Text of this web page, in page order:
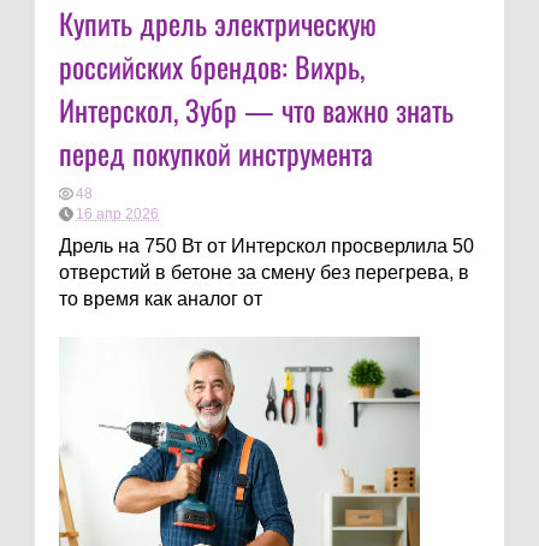
Купить дрель электрическую
российских брендов: Вихрь,
Интерскол, Зубр — что важно знать
перед покупкой инструмента
48
16 апр 2026
Дрель на 750 Вт от Интерскол просверлила 50
отверстий в бетоне за смену без перегрева, в
то время как аналог от